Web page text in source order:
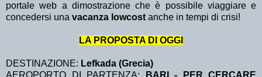
portale web a dimostrazione che è possibile viaggiare e
concedersi una vacanza lowcost anche in tempi di crisi!
LA PROPOSTA DI OGGI
DESTINAZIONE: Lefkada (Grecia)
AEROPORTO DI PARTENZA:
BARI - PER CERCARE